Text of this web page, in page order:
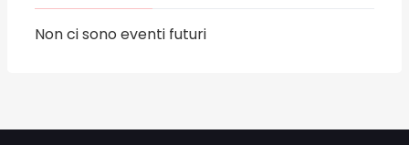
Non ci sono eventi futuri